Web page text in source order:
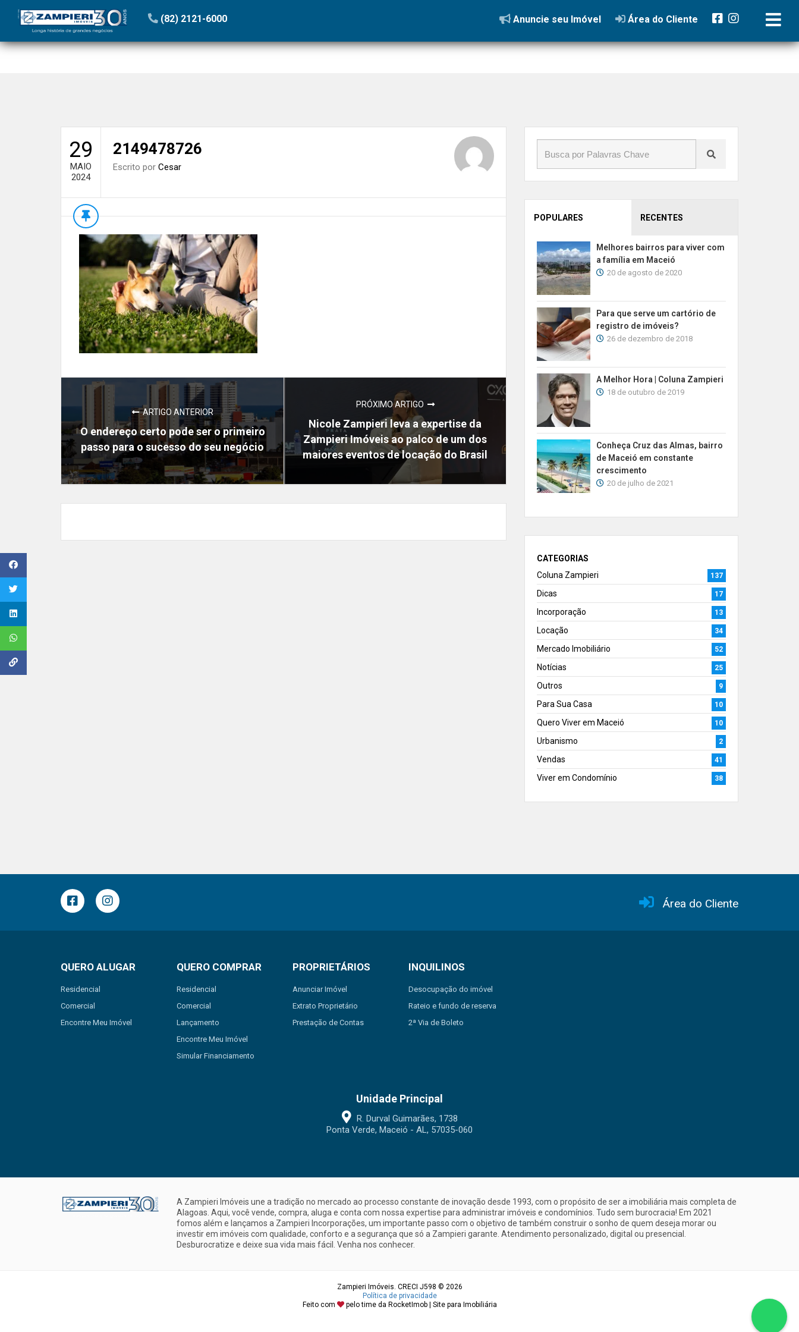
(82) 2121-6000 Anuncie seu Imóvel Área do Cliente
Início»Blog»Valorização do condomínio deve ser uma missão do síndico
29
MAIO
2024
2149478726
Escrito por Cesar
ARTIGO ANTERIOR
O endereço certo pode ser o primeiro
passo para o sucesso do seu negócio
PRÓXIMO ARTIGO
Nicole Zampieri leva a expertise da
Zampieri Imóveis ao palco de um dos
maiores eventos de locação do Brasil
POPULARES RECENTES
Melhores bairros para viver com
a família em Maceió
20 de agosto de 2020
Para que serve um cartório de
registro de imóveis?
26 de dezembro de 2018
A Melhor Hora | Coluna Zampieri
18 de outubro de 2019
Conheça Cruz das Almas, bairro
de Maceió em constante
crescimento
20 de julho de 2021
CATEGORIAS
Coluna Zampieri
137
Dicas 17
Incorporação 13
Locação 34
Mercado Imobiliário 52
Notícias 25
Outros 9
Para Sua Casa 10
Quero Viver em Maceió 10
Urbanismo 2
Vendas 41
Viver em Condomínio 38
Área do Cliente
QUERO ALUGAR
Residencial
Comercial
Encontre Meu Imóvel
QUERO COMPRAR
Residencial
Comercial
Lançamento
Encontre Meu Imóvel
Simular Financiamento
PROPRIETÁRIOS
Anunciar Imóvel
Extrato Proprietário
Prestação de Contas
INQUILINOS
Desocupação do imóvel
Rateio e fundo de reserva
2ª Via de Boleto
Unidade Principal
R. Durval Guimarães, 1738
Ponta Verde, Maceió - AL, 57035-060
A Zampieri Imóveis une a tradição no mercado ao processo constante de inovação desde 1993, com o propósito de ser a imobiliária mais completa de
Alagoas. Aqui, você vende, compra, aluga e conta com nossa expertise para administrar imóveis e condomínios. Tudo sem burocracia! Em 2021
fomos além e lançamos a Zampieri Incorporações, um importante passo com o objetivo de também construir o sonho de quem deseja morar ou
investir em imóveis com qualidade, conforto e a segurança que só a Zampieri garante. Atendimento personalizado, digital ou presencial.
Desburocratize e deixe sua vida mais fácil. Venha nos conhecer.
Zampieri Imóveis. CRECI J598 © 2026
Política de privacidade
Feito com
pelo time da RocketImob | Site para Imobiliária